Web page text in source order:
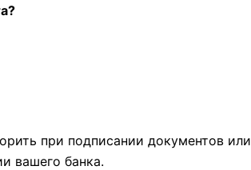
при подписании документов или
вашего банка.